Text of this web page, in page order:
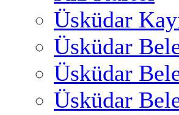
Üsküdar
Üsküdar
Üsküdar
Üsküdar